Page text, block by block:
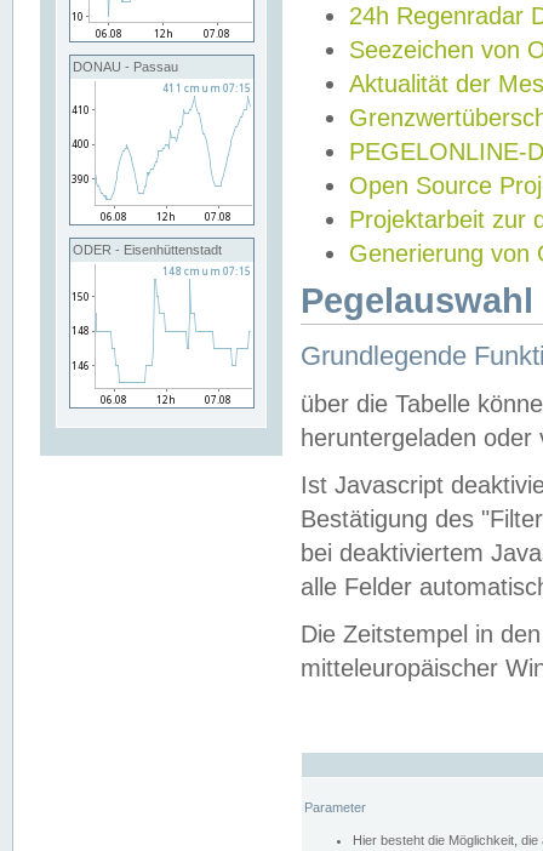
DONAU - Passau
ODER - Eisenhüttenstadt
24h Regenradar
Seezeichen von
Aktualität der
PEGELONLINE-
Open Source
Projektarbeit zur
Generierung von
Grundlegende
über die Tabelle
heruntergeladen oder
Ist Javascript
Bestätigung des
bei deaktiviertem
alle Felder
Die Zeitstempel in
mitteleuropäischer
Parameter
Hier besteht die Möglichkeit,